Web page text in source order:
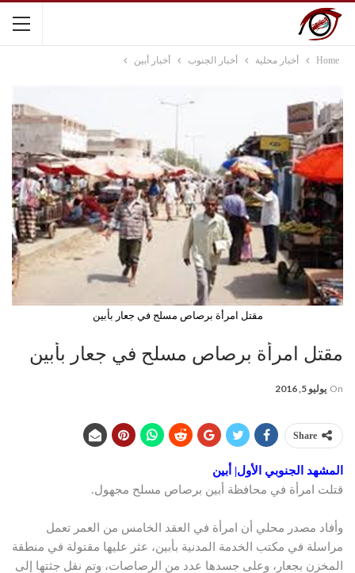
Home أخبار محلية أخبار الجنوب أخبار أبين
مقتل امرأة برصاص مسلح في جعار بأبين
مقتل امرأة برصاص مسلح في جعار بأبين
On يوليو 5, 2016
Share
المشهد الجنوبي الأول| أبين
قتلت امرأة في محافظة أبين برصاص مسلح مجهول.
وأفاد مصدر محلي أن امرأة في العقد الخامس من العمر تعمل
مراسلة في مكتب الخدمة المدنية بأبين، عثر عليها مقتولة في منطقة
المخزن بجعار، وعلى جسدها عدد من الرصاصات، وتم نقل جثتها إلى